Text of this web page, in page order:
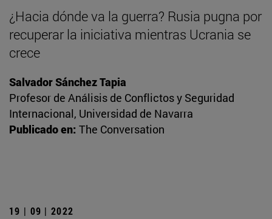
¿Hacia dónde va la guerra? Rusia pugna por
recuperar la iniciativa mientras Ucrania se
crece
Salvador Sánchez Tapia
Profesor de Análisis de Conflictos y Seguridad
Internacional, Universidad de Navarra
Publicado en: The Conversation
19 | 09 | 2022